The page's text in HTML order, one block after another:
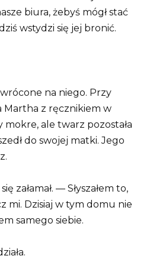
biura, żebyś mógł stać
wstydzi się jej bronić.
na niego. Przy
Martha z ręcznikiem w
mokre, ale twarz pozostała
do swojej matki. Jego
załamał. — Słyszałem to,
mi. Dzisiaj w tym domu nie
samego siebie.